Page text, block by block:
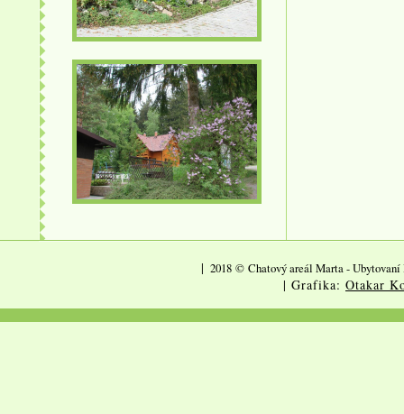
| 2018 © Chatový areál Marta -
| Grafika: Otakar